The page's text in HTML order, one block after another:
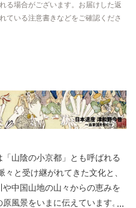
る場合がございます。お届けした返
ている注意書きなどをご確認くださ
山陰の小京都」とも呼ばれる
中国山地の山々からの恵みを
風景をいまに伝えています。